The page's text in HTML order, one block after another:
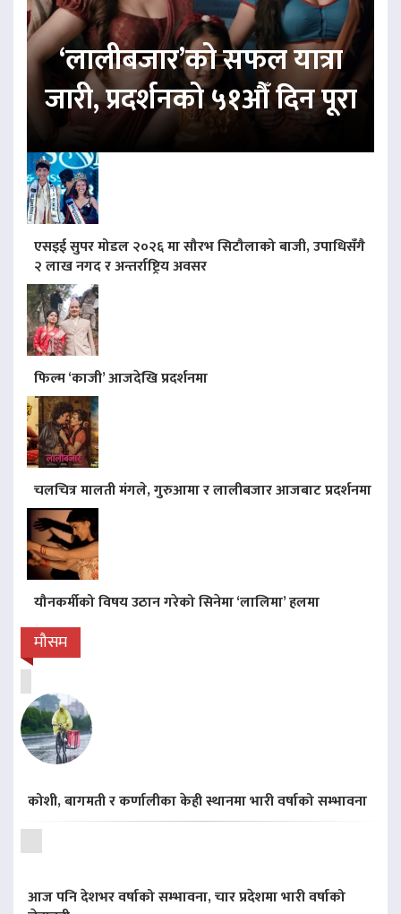
‘लालीबजार’को सफल यात्रा
जारी, प्रदर्शनको ५१औँ दिन पूरा
एसइई सुपर मोडल २०२६ मा सौरभ सिटौलाको बाजी, उपाधिसँगै
२ लाख नगद र अन्तर्राष्ट्रिय अवसर
फिल्म ‘काजी’ आजदेखि प्रदर्शनमा
चलचित्र मालती मंगले, गुरुआमा र लालीबजार आजबाट प्रदर्शनमा
यौनकर्मीको विषय उठान गरेको सिनेमा ‘लालिमा’ हलमा
मौसम
कोशी, बागमती र कर्णालीका केही स्थानमा भारी वर्षाको सम्भावना
आज पनि देशभर वर्षाको सम्भावना, चार प्रदेशमा भारी वर्षाको